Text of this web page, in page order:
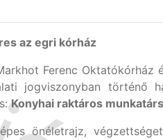
az egri kórház
Ferenc Oktatókórház
jogviszonyban történő
Konyhai raktáros
önéletrajz,